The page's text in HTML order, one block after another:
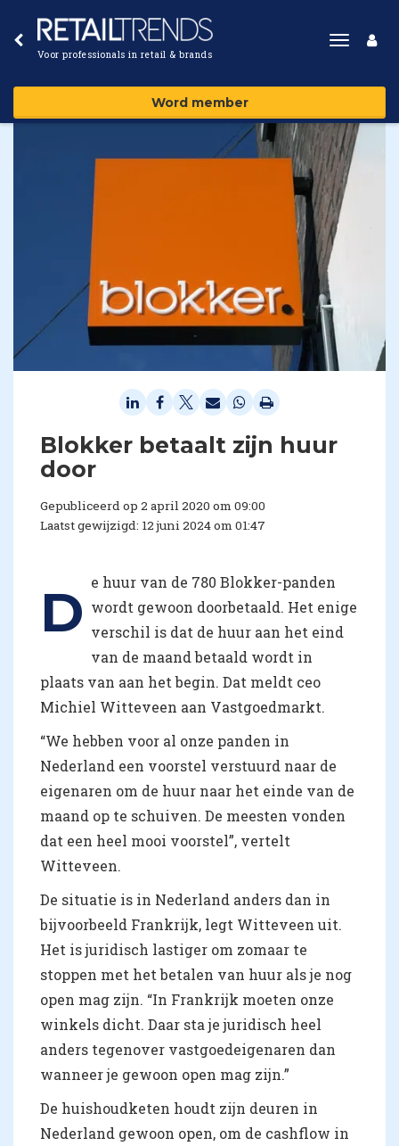
Voor professionals in retail & brands
Toggle
Word member
Blokker betaalt zijn huur
door
Gepubliceerd op 2 april 2020 om 09:00
Laatst gewijzigd: 12 juni 2024 om 01:47
D e huur van de 780 Blokker-panden
wordt gewoon doorbetaald. Het enige
verschil is dat de huur aan het eind
van de maand betaald wordt in
plaats van aan het begin. Dat meldt ceo
Michiel Witteveen aan Vastgoedmarkt.
“We hebben voor al onze panden in
Nederland een voorstel verstuurd naar de
eigenaren om de huur naar het einde van de
maand op te schuiven. De meesten vonden
dat een heel mooi voorstel”, vertelt
Witteveen.
De situatie is in Nederland anders dan in
bijvoorbeeld Frankrijk, legt Witteveen uit.
Het is juridisch lastiger om zomaar te
stoppen met het betalen van huur als je nog
open mag zijn. “In Frankrijk moeten onze
winkels dicht. Daar sta je juridisch heel
anders tegenover vastgoedeigenaren dan
wanneer je gewoon open mag zijn.”
De huishoudketen houdt zijn deuren in
Nederland gewoon open, om de cashflow in